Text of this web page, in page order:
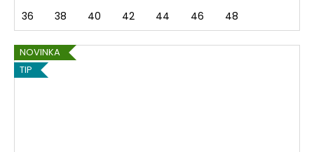
36 38 40 42 44 46 48
NOVINKA
TIP